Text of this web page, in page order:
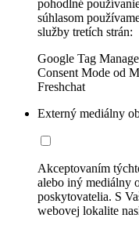
pohodlné
súhlasom
služby tretích strán:
Google Tag
Consent Mode od
Freshchat
Externý mediálny
Akceptovaním
alebo iný mediálny
poskytovatelia. S
webovej lokalite